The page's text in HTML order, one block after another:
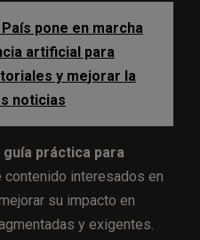
País pone en marcha
artificial para
y mejorar la
noticias
práctica para
contenido interesados en
su impacto en
y exigentes.